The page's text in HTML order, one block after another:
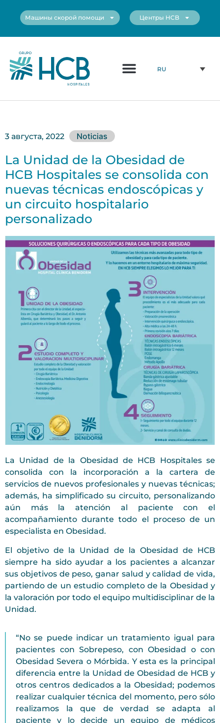
Машины скорой помощи Центры HCB
RU
3 августа, 2022 Noticias
La Unidad de la Obesidad de
HCB Hospitales se consolida con
nuevas técnicas endoscópicas y
un circuito hospitalario
personalizado
La Unidad de la Obesidad de HCB Hospitales se
consolida con la incorporación a la cartera de
servicios de nuevos profesionales y nuevas técnicas;
además, ha simplificado su circuito, personalizando
aún más la atención al paciente con el
acompañamiento durante todo el proceso de un
especialista en Obesidad.
El objetivo de la Unidad de la Obesidad de HCB
siempre ha sido ayudar a los pacientes a alcanzar
sus objetivos de peso, ganar salud y calidad de vida,
partiendo de un estudio completo de la Obesidad y
la valoración por todo el equipo multidisciplinar de la
Unidad.
“No se puede indicar un tratamiento igual para
pacientes con Sobrepeso, con Obesidad o con
Obesidad Severa o Mórbida. Y esta es la principal
diferencia entre la Unidad de Obesidad de HCB y
otros centros dedicados a la Obesidad; podemos
realizar cualquier técnica del momento, pero sólo
realizamos la que de verdad se adapta al
paciente y lo decide un equipo de médicos